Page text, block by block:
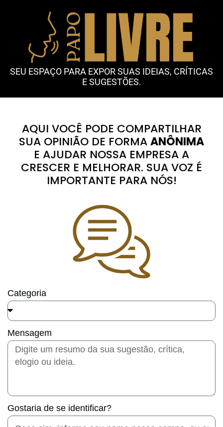
SEU ESPAÇO PARA EXPOR SUAS IDEIAS, CRÍTICAS
E SUGESTÕES.
AQUI VOCÊ PODE COMPARTILHAR
SUA OPINIÃO DE FORMAANÔNIMA
E AJUDAR NOSSA EMPRESA A
CRESCER E MELHORAR. SUA VOZ É
IMPORTANTE PARA NÓS!
Categoria
Mensagem
Gostaria de se identificar?